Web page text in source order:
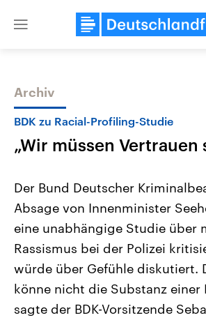
Close
Themen
Landtagswahl Sachsen-Anhalt
2026
Alle Informationen
Sachsen-Anhalt wählt am 6.
September 2026 einen neuen
Bundesland von einer Koalition aus
USA
mit
Archiv
BDK zu Racial-Profiling-Studie
„Wir müssen Vertrauen
Der Bund Deutscher
Absage von Innenminister
eine unabhängige Studie über
Rassismus bei der Polizei
würde über Gefühle diskutiert.
könne nicht die Substanz einer
sagte der BDK-Vorsitzende